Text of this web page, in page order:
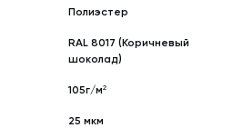
Полиэстер
RAL 8017 (Коричневый
шоколад)
105г/м²
25 мкм